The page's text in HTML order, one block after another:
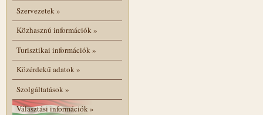
Szervezetek»
Közhasznú információk»
Turisztikai információk»
Közérdekű adatok»
Szolgáltatások»
Választási információk»